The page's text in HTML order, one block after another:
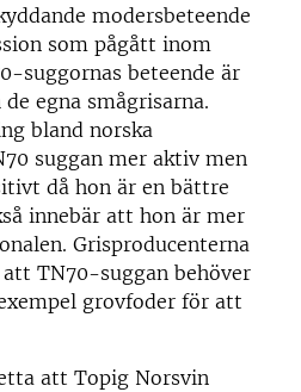
modersbeteende
som pågått inom
suggornas beteende är
egna smågrisarna.
bland norska
suggan mer aktiv men
då hon är en bättre
innebär att hon är mer
Grisproducenterna
TN70-suggan behöver
grovfoder för att
att Topig Norsvin